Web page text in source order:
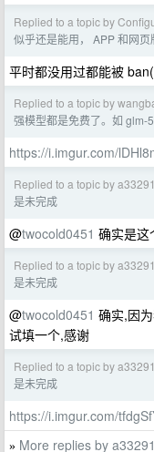
Replied to a topic by
似乎还是能用， APP 和网
平时都没用过都能被
Replied to a topic by
强模型都是免费了。如 glm-
https://i.imgur.com/
Replied to a topic by a33291
是未完成
@twocold0451 确实是这
Replied to a topic by a33291
是未完成
@twocold0451 确实,因
试填一个,感谢
Replied to a topic by a33291
是未完成
https://i.imgur.com/
» More replies by a33291